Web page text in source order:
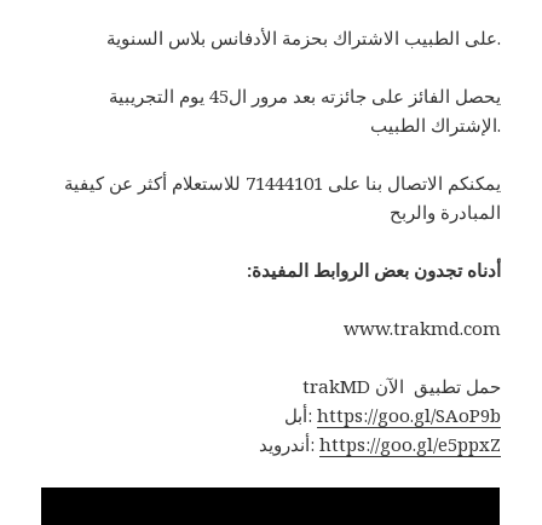
على الطبيب الاشتراك بحزمة الأدفانس بلاس السنوية.
يحصل الفائز على جائزته بعد مرور ال45 يوم التجريبية
الإشتراك الطبيب.
يمكنكم الاتصال بنا على 71444101 للاستعلام أكثر عن كيفية
المبادرة والربح
:أدناه تجدون بعض الروابط المفيدة
www.trakmd.com
trakMD حمل تطبيق الآن
أبل: https://goo.gl/SAoP9b
أندرويد: https://goo.gl/e5ppxZ